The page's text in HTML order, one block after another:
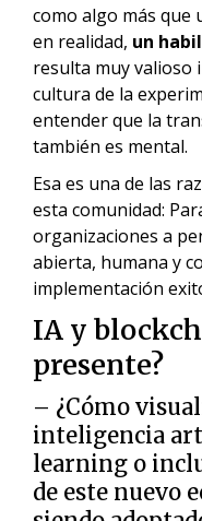
como algo más que
en realidad, un
resulta muy valioso
cultura de la
entender que la
también es mental.
Esa es una de las
esta comunidad:
organizaciones a
abierta, humana y
implementación
IA y
presente?
– ¿Cómo
inteligencia
learning o
de este nuevo